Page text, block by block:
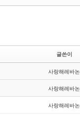
글쓴이
사랑해레바논
사랑해레바논
사랑해레바논